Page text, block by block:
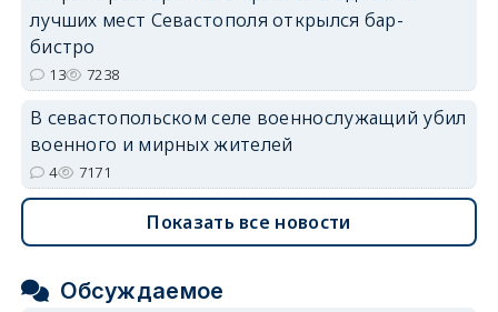
лучших мест Севастополя открылся бар-
бистро
13 7238
В севастопольском селе военнослужащий убил
военного и мирных жителей
4 7171
Показать все новости
Обсуждаемое